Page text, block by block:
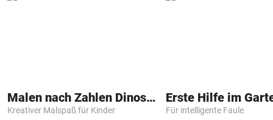
Malen nach Zahlen Dinosaurier
Kreativer Malspaß für Kinder
Erste Hilfe im
Für intelligente Faule